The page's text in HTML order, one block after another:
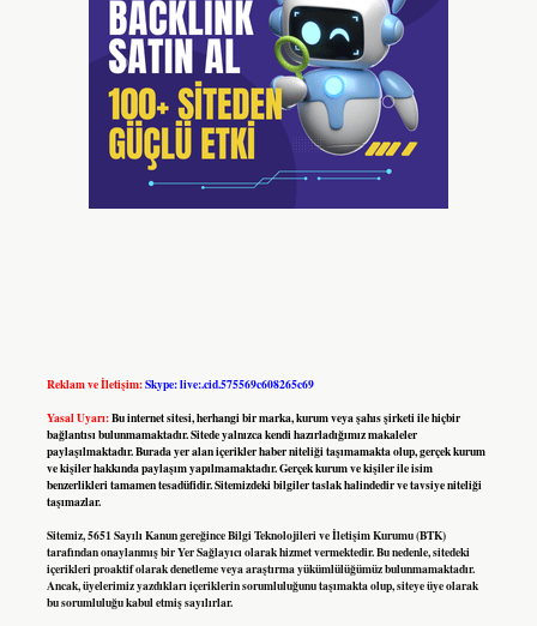
Reklam ve İletişim:Skype: live:.cid.575569c608265c69
Yasal Uyarı:Bu internet sitesi, herhangi bir marka, kurum veya şahıs şirketi ile hiçbir
bağlantısı bulunmamaktadır. Sitede yalnızca kendi hazırladığımız makaleler
paylaşılmaktadır. Burada yer alan içerikler haber niteliği taşımamakta olup, gerçek kurum
ve kişiler hakkında paylaşım yapılmamaktadır. Gerçek kurum ve kişiler ile isim
benzerlikleri tamamen tesadüfidir. Sitemizdeki bilgiler taslak halindedir ve tavsiye niteliği
taşımazlar.
Sitemiz, 5651 Sayılı Kanun gereğince Bilgi Teknolojileri ve İletişim Kurumu (BTK)
tarafından onaylanmış bir Yer Sağlayıcı olarak hizmet vermektedir. Bu nedenle, sitedeki
içerikleri proaktif olarak denetleme veya araştırma yükümlülüğümüz bulunmamaktadır.
Ancak, üyelerimiz yazdıkları içeriklerin sorumluluğunu taşımakta olup, siteye üye olarak
bu sorumluluğu kabul etmiş sayılırlar.